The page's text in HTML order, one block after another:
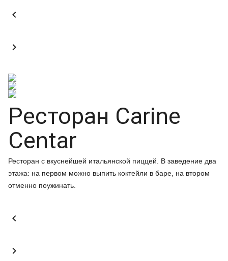


Ресторан Carine
Centar
Ресторан с вкуснейшей итальянской пиццей. В заведение два
этажа: на первом можно выпить коктейли в баре, на втором
отменно поужинать.

